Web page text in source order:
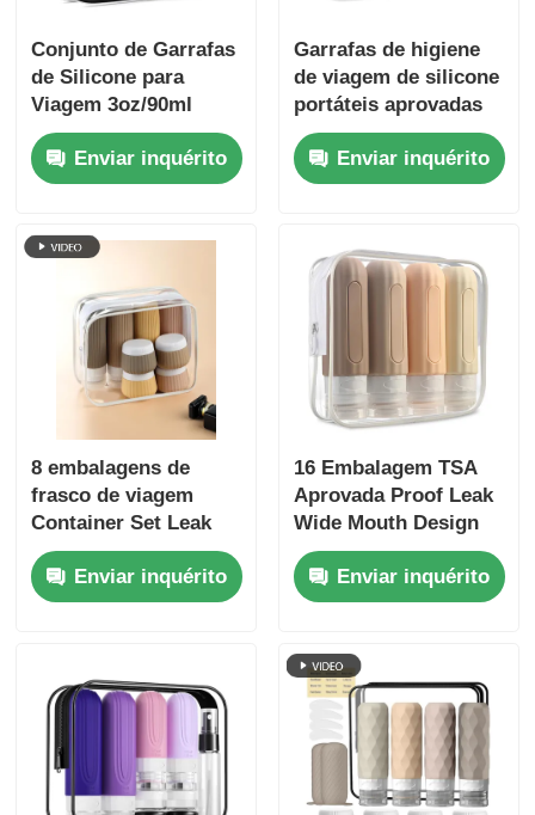
Conjunto de Garrafas
de Silicone para
Viagem 3oz/90ml
Com Janela
Transparente
Enviar inquérito
Garrafas de higiene
de viagem de silicone
portáteis aprovadas
pela TSA e à prova de
vazamento
Enviar inquérito
8 embalagens de
frasco de viagem
Container Set Leak
Proof 90 ml frasco de
silicone + 30 ml
frascos de silicone
Enviar inquérito
16 Embalagem TSA
Aprovada Proof Leak
Wide Mouth Design
Botão de Viagem de
Silicona Conjunto
com recipientes de
Enviar inquérito